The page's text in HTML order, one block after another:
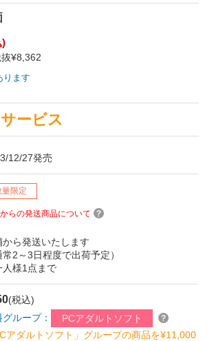
)
¥8,362
ります
ービス
12/27発売
量限定
らの発送商品について
から発送いたします
常2～3日程度で出荷予定）
人様1点まで
(税込)
ループ：
PCアダルトソフト
アダルトソフト」グループの商品を¥11,000